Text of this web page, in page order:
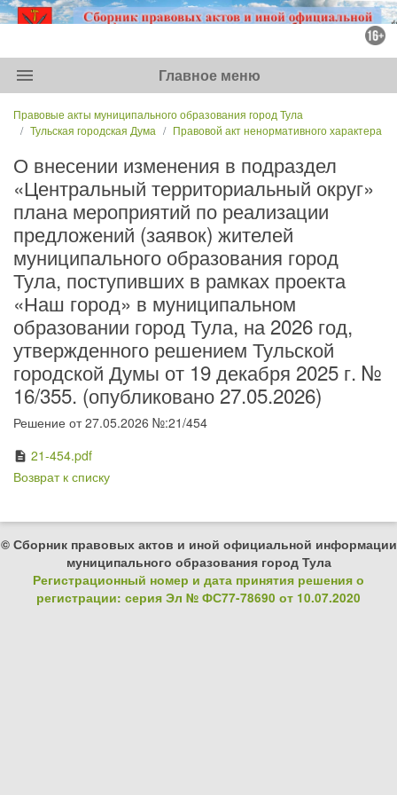
menu Главное меню
Правовые акты муниципального образования город Тула
Тульская городская Дума
Правовой акт ненормативного характера
О внесении изменения в подраздел
«Центральный территориальный округ»
плана мероприятий по реализации
предложений (заявок) жителей
муниципального образования город
Тула, поступивших в рамках проекта
«Наш город» в муниципальном
образовании город Тула, на 2026 год,
утвержденного решением Тульской
городской Думы от 19 декабря 2025 г. №
16/355. (опубликовано 27.05.2026)
Решение от 27.05.2026 №:21/454
description 21-454.pdf
Возврат к списку
© Сборник правовых актов и иной официальной информации
муниципального образования город Тула
Регистрационный номер и дата принятия решения о
регистрации: серия Эл № ФС77-78690 от 10.07.2020